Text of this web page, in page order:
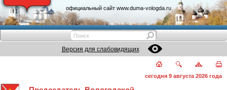
официальный сайт www.duma-vologda.ru
Версия для слабовидящих
сегодня 9 августа 2026 года